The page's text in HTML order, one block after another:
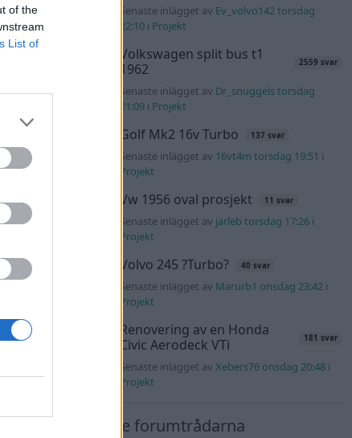
of the
List of
Senaste inlägget av Ev_volvo142 torsdag
22:10 i Projekt
Volkswagen split bus t1
1962
2559 svar
Senaste inlägget av Dr_snuggels torsdag
21:09 i Projekt
Golf Mk2 16v Turbo 137 svar
Senaste inlägget av 16vt4m torsdag 19:51 i
Projekt
Vw 1956 oval prosjekt 11 svar
Senaste inlägget av jarleb torsdag 17:26 i
Projekt
Volvo 245 ?Turbo? 40 svar
Senaste inlägget av Marurb1 onsdag 23:42 i
Projekt
Renovering av en Honda
Civic Aerodeck VTi
181 svar
Senaste inlägget avXebers76 onsdag 20:48 i
Projekt
Nyaste forumtrådarna